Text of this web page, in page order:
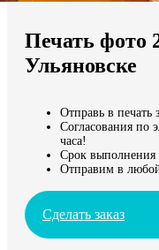
Мы доставляем по
Продолжить без города
Печать фото
Ульяновске
Отправь в печать
Согласования по
часа!
Срок выполнения
Отправим в
Сделать заказ